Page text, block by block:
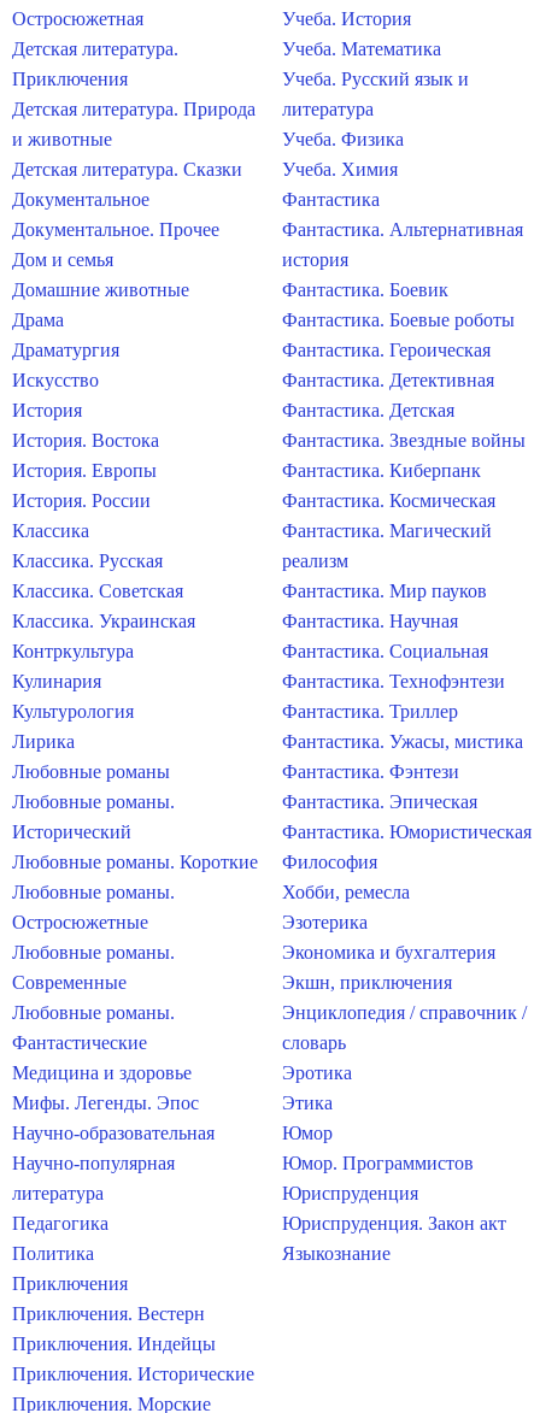
Остросюжетная
Детская литература.
Приключения
Детская литература. Природа
и животные
Детская литература. Сказки
Документальное
Документальное. Прочее
Дом и семья
Домашние животные
Драма
Драматургия
Искусство
История
История. Востока
История. Европы
История. России
Классика
Классика. Русская
Классика. Советская
Классика. Украинская
Контркультура
Кулинария
Культурология
Лирика
Любовные романы
Любовные романы.
Исторический
Любовные романы. Короткие
Любовные романы.
Остросюжетные
Любовные романы.
Современные
Любовные романы.
Фантастические
Медицина и здоровье
Мифы. Легенды. Эпос
Научно-образовательная
Научно-популярная
литература
Педагогика
Политика
Приключения
Приключения. Вестерн
Приключения. Индейцы
Приключения. Исторические
Приключения. Морские
Учеба. История
Учеба. Математика
Учеба. Русский язык и
литература
Учеба. Физика
Учеба. Химия
Фантастика
Фантастика. Альтернативная
история
Фантастика. Боевик
Фантастика. Боевые роботы
Фантастика. Героическая
Фантастика. Детективная
Фантастика. Детская
Фантастика. Звездные войны
Фантастика. Киберпанк
Фантастика. Космическая
Фантастика. Магический
реализм
Фантастика. Мир пауков
Фантастика. Научная
Фантастика. Социальная
Фантастика. Технофэнтези
Фантастика. Триллер
Фантастика. Ужасы, мистика
Фантастика. Фэнтези
Фантастика. Эпическая
Фантастика. Юмористическая
Философия
Хобби, ремесла
Эзотерика
Экономика и бухгалтерия
Экшн, приключения
Энциклопедия / справочник /
словарь
Эротика
Этика
Юмор
Юмор. Программистов
Юриспруденция
Юриспруденция. Закон акт
Языкознание